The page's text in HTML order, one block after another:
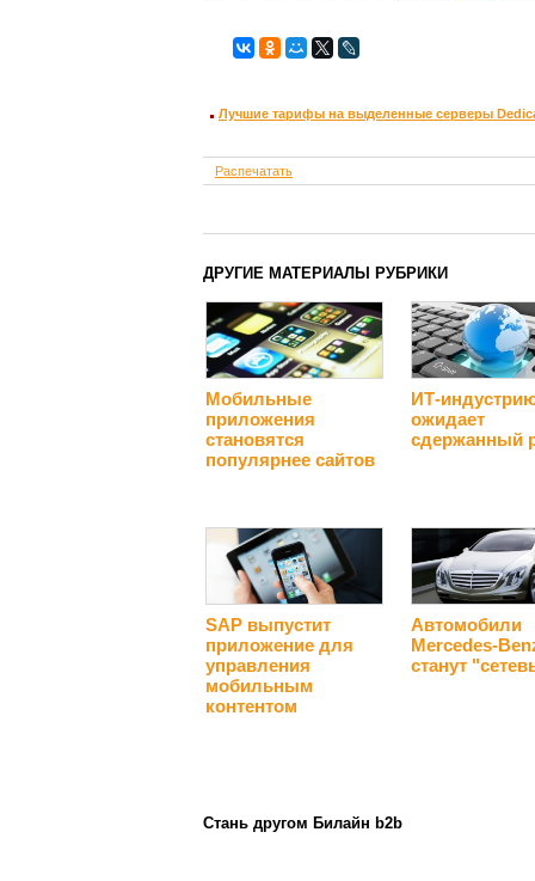
Лучшие тарифы на выделенные серверы
Распечатать
ДРУГИЕ МАТЕРИАЛЫ РУБРИКИ
Мобильные
приложения
становятся
популярнее сайтов
ИТ-
ожидает
сдержанный
SAP выпустит
приложение для
управления
мобильным
контентом
Автомобили
Mercedes-
станут
Стань другом Билайн b2b